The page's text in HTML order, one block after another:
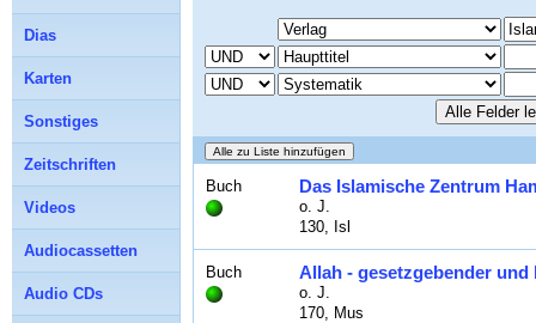
Buch Das Islamische Zentrum
o. J.
130, Isl
Buch Allah - gesetzgebender
o. J.
170, Mus
Dias
Karten
Sonstiges
Zeitschriften
Videos
Audiocassetten
Audio CDs